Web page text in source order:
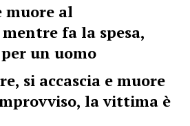
muore al
fa la spesa,
un uomo
si accascia e muore
la vittima è